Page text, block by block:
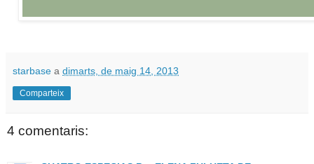
starbase a dimarts, de maig 14, 2013
Comparteix
4 comentaris: